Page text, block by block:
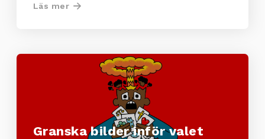
Läs mer
Granska bilder inför valet